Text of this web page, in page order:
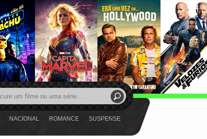
NACIONAL ROMANCE
SUSPENSE